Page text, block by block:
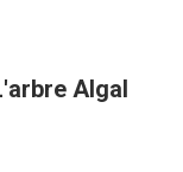
Algal